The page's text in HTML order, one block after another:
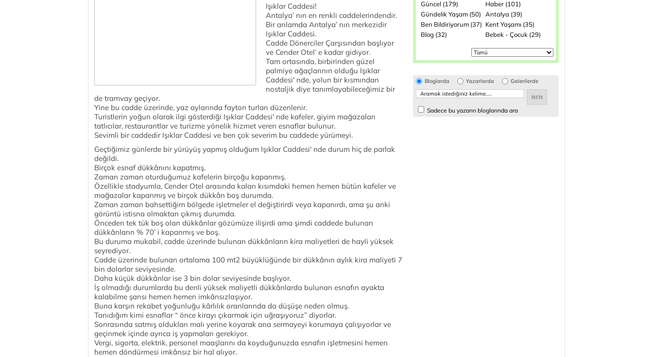
Işıklar Caddesi!
Antalya’ nın en renkli caddelerindendir.
Bir anlamda Antalya’ nın merkezidir
Işıklar Caddesi.
Cadde Dönerciler Çarşısından başlıyor
ve Cender Otel’ e kadar gidiyor.
Tam ortasında, birbirinden güzel
palmiye ağaçlarının olduğu Işıklar
Caddesi' nde, yolun bir kısmından
nostaljik diye tanımlayabileceğimiz bir
de tramvay geçiyor.
Yine bu cadde üzerinde, yaz aylarında fayton turları düzenlenir.
Turistlerin yoğun olarak ilgi gösterdiği Işıklar Caddesi' nde kafeler, giyim mağazaları
tatlıcılar, restaurantlar ve turizme yönelik hizmet veren esnaflar bulunur.
Sevimli bir caddedir Işıklar Caddesi ve ben çok severim bu caddede yürümeyi.
Geçtiğimiz günlerde bir yürüyüş yapmış olduğum Işıklar Caddesi' nde durum hiç de parlak
değildi.
Birçok esnaf dükkânını kapatmış.
Zaman zaman oturduğumuz kafelerin birçoğu kapanmış.
Özellikle stadyumla, Cender Otel arasında kalan kısımdaki hemen hemen bütün kafeler ve
mağazalar kapanmış ve birçok dükkân boş durumda.
Zaman zaman bahsettiğim bölgede işletmeler el değiştirirdi veya kapanırdı, ama şu anki
görüntü istisna olmaktan çıkmış durumda.
Önceden tek tük boş olan dükkânlar gözümüze ilişirdi ama şimdi caddede bulunan
dükkânların % 70’ i kapanmış ve boş.
Bu duruma mukabil, cadde üzerinde bulunan dükkânların kira maliyetleri de hayli yüksek
seyrediyor.
Cadde üzerinde bulunan ortalama 100 mt2 büyüklüğünde bir dükkânın aylık kira maliyeti 7
bin dolarlar seviyesinde.
Daha küçük dükkânlar ise 3 bin dolar seviyesinde başlıyor.
İş olmadığı durumlarda bu denli yüksek maliyetli dükkânlarda bulunan esnafın ayakta
kalabilme şansı hemen hemen imkânsızlaşıyor.
Buna karşın rekabet yoğunluğu kârlılık oranlarında da düşüşe neden olmuş.
Tanıdığım kimi esnaflar “ önce kirayı çıkarmak için uğraşıyoruz” diyorlar.
Sonrasında satmış oldukları malı yerine koyarak ana sermayeyi korumaya çalışıyorlar ve
geçinmek içinde ayrıca iş yapmaları gerekiyor.
Vergi, sigorta, elektrik, personel maaşlarını da koyduğunuzda esnafın işletmesini hemen
hemen döndürmesi imkânsız bir hal alıyor.
Güncel (179)
Haber (101)
Gündelik Yaşam (50)
Antalya (39)
Ben Bildiriyorum (37) Kent Yaşamı (35)
Blog (32)
Bebek - Çocuk (29)
Bloglarda Yazarlarda Galerilerde
Sadece bu yazarın bloglarında ara